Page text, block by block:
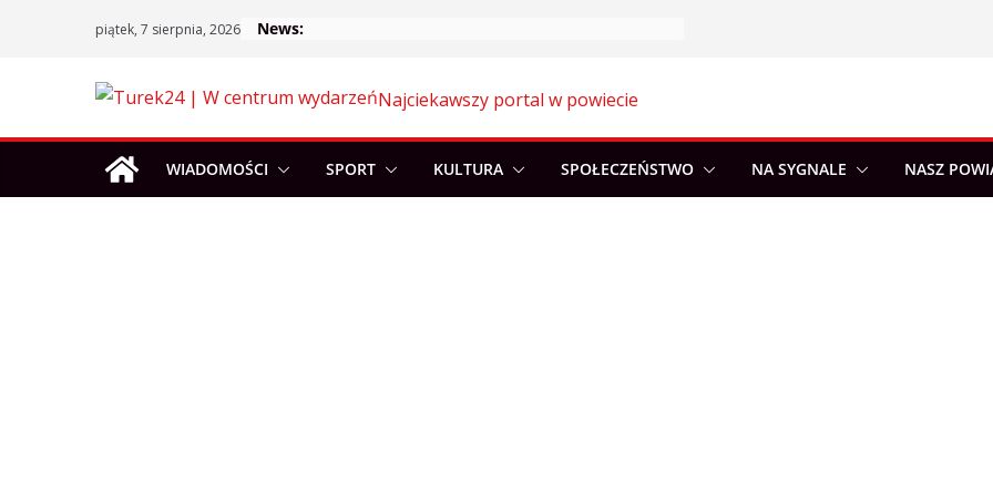
piątek, 7 sierpnia, 2026 News:
Najciekawszy portal w powiecie
WIADOMOŚCI SPORT KULTURA SPOŁECZEŃSTWO NA SYGNALE NASZ